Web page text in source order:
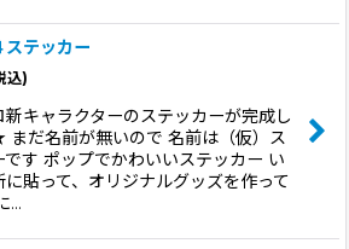
ステッカー
込)
新キャラクターのステッカーが完成し
まだ名前が無いので 名前は（仮）ス
です ポップでかわいいステッカー い
に貼って、オリジナルグッズを作って
…